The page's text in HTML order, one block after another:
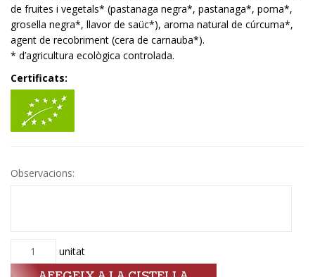
de fruites i vegetals* (pastanaga negra*, pastanaga*, poma*,
grosella negra*, llavor de saüc*), aroma natural de cúrcuma*,
agent de recobriment (cera de carnauba*).
* d’agricultura ecològica controlada.
Certificats:
Observacions:
Quantitat unitat